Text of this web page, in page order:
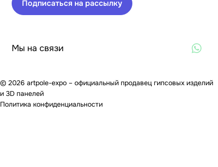
Подписаться на рассылку
Мы на связи
© 2026 artpole-expo – официальный продавец гипсовых изделий
и 3D панелей
Политика конфиденциальности